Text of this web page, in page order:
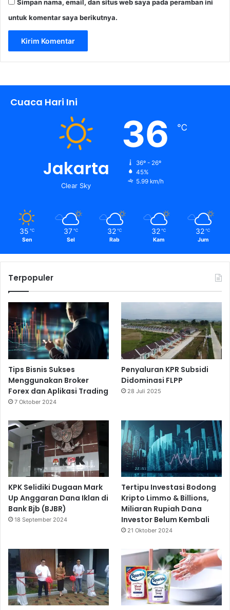
Simpan nama, email, dan situs web saya pada peramban ini
untuk komentar saya berikutnya.
Cuaca Hari Ini
Jakarta
Clear Sky
36 ℃
36º - 26º
45%
5.99 km/h
35 ℃
Sen
37 ℃
Sel
32 ℃
Rab
32 ℃
Kam
32 ℃
Jum
Terpopuler
Tips Bisnis Sukses
Menggunakan Broker
Forex dan Aplikasi Trading
7 Oktober 2024
Penyaluran KPR Subsidi
Didominasi FLPP
28 Juli 2025
KPK Selidiki Dugaan Mark
Up Anggaran Dana Iklan di
Bank Bjb (BJBR)
18 September 2024
Tertipu Investasi Bodong
Kripto Limmo & Billions,
Miliaran Rupiah Dana
Investor Belum Kembali
21 Oktober 2024